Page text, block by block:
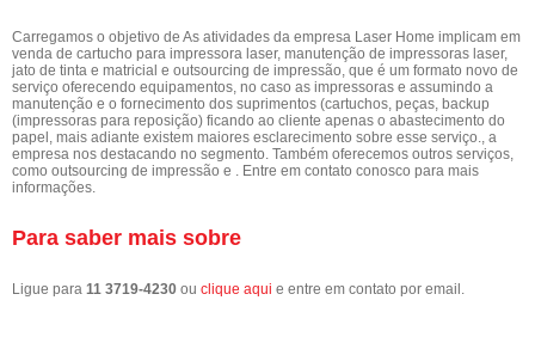
Carregamos o objetivo de As atividades da empresa Laser Home implicam em
venda de cartucho para impressora laser, manutenção de impressoras laser,
jato de tinta e matricial e outsourcing de impressão, que é um formato novo de
serviço oferecendo equipamentos, no caso as impressoras e assumindo a
manutenção e o fornecimento dos suprimentos (cartuchos, peças, backup
(impressoras para reposição) ficando ao cliente apenas o abastecimento do
papel, mais adiante existem maiores esclarecimento sobre esse serviço., a
empresa nos destacando no segmento. Também oferecemos outros serviços,
como outsourcing de impressão e . Entre em contato conosco para mais
informações.
Para saber mais sobre
Ligue para 11 3719-4230 ou clique aqui e entre em contato por email.